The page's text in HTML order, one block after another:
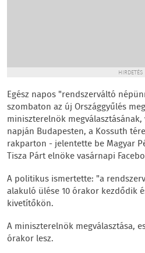
HIRDETÉS
Egész napos "rendszerváltó
szombaton az új Országgyűlés
miniszterelnök
napján Budapesten, a Kossuth
rakparton - jelentette be Magyar
Tisza Párt elnöke vasárnapi
A politikus ismertette: "a
alakuló ülése 10 órakor kezdődik
kivetítőkön.
A miniszterelnök megválasztása,
órakor lesz.